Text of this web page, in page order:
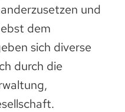
und
dem
sich diverse
durch die